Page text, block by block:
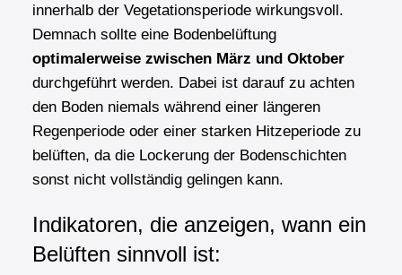
innerhalb der Vegetationsperiode wirkungsvoll.
Demnach sollte eine Bodenbelüftung
optimalerweise zwischen März und Oktober
durchgeführt werden. Dabei ist darauf zu achten
den Boden niemals während einer längeren
Regenperiode oder einer starken Hitzeperiode zu
belüften, da die Lockerung der Bodenschichten
sonst nicht vollständig gelingen kann.
Indikatoren, die anzeigen, wann ein
Belüften sinnvoll ist: